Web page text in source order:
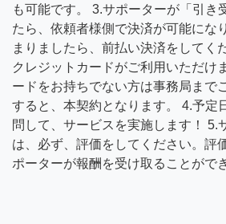
も可能です。 3.サポーターが「引き
たら、依頼者様側で決済が可能にな
まりましたら、前払い決済をしてく
クレジットカードがご利用いただけ
ードをお持ちでない方は事務局まで
すると、本契約となります。 4.予定
問して、サービスを実施します！ 5.
は、必ず、評価をしてください。評
ポーターが報酬を受け取ることがで